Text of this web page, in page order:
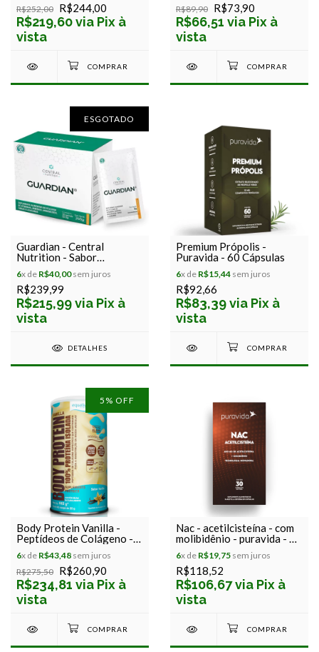
R$252,00 R$244,00
R$219,60 via Pix à
vista
Cápsulas
R$89,90 R$73,90
R$66,51 via Pix à
vista
ESGOTADO
Guardian - Central
Nutrition - Sabor
Tangerina - 30 sachês
6x de R$40,00sem juros
R$239,99
R$215,99 via Pix à
vista
DETALHES
Premium Própolis -
Puravida - 60 Cápsulas
6x de R$15,44 sem juros
R$92,66
R$83,39 via Pix à
vista
5 % OFF
Body Protein Vanilla -
Peptídeos de Colágeno -
Equaliv - 440g
6x de R$43,48 sem juros
R$275,50 R$260,90
R$234,81 via Pix à
vista
Nac - acetilcisteína - com
molibidênio - puravida - 30
cápsulas
6x de R$19,75 sem juros
R$118,52
R$106,67 via Pix à
vista